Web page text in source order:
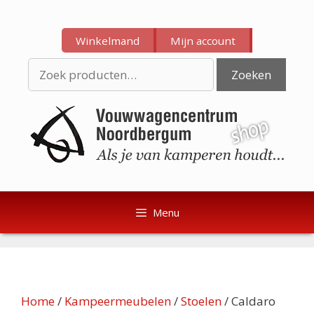
inhoud
inhoud
Winkelmand Mijn account
naar:
Zoeken
Menu
Home/ Kampeermeubelen/Stoelen/ Caldaro